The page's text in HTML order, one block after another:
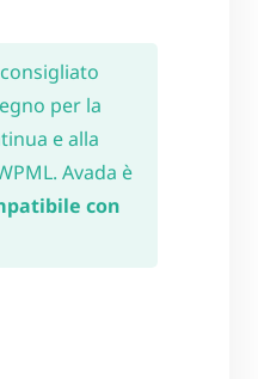
per la
e alla
Avada è
con